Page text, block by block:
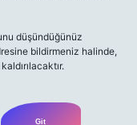
düşündüğünüz
bildirmeniz halinde,